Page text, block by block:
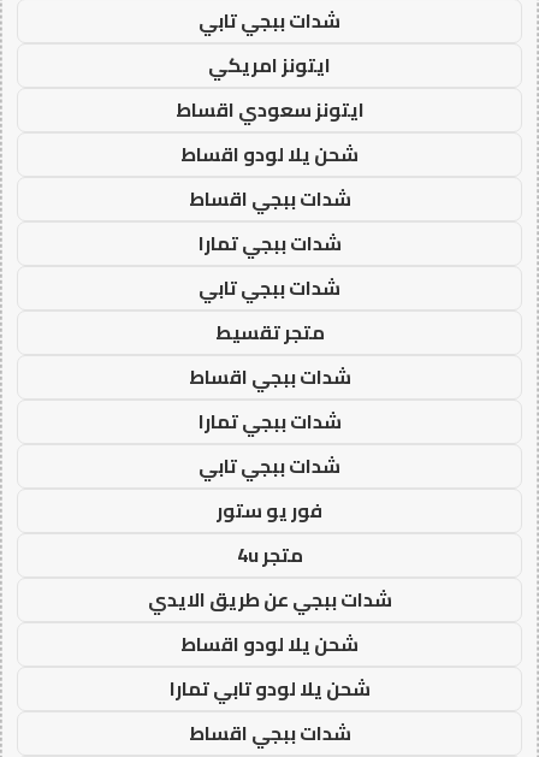
شدات ببجي تابي
ايتونز امريكي
ايتونز سعودي اقساط
شحن يلا لودو اقساط
شدات ببجي اقساط
شدات ببجي تمارا
شدات ببجي تابي
متجر تقسيط
شدات ببجي اقساط
شدات ببجي تمارا
شدات ببجي تابي
فور يو ستور
متجر 4u
شدات ببجي عن طريق الايدي
شحن يلا لودو اقساط
شحن يلا لودو تابي تمارا
شدات ببجي اقساط